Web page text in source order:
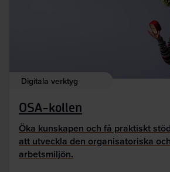
Digitala verktyg
OSA-kollen
Öka kunskapen och få praktiskt
att utveckla den organisatoriska
arbetsmiljön.